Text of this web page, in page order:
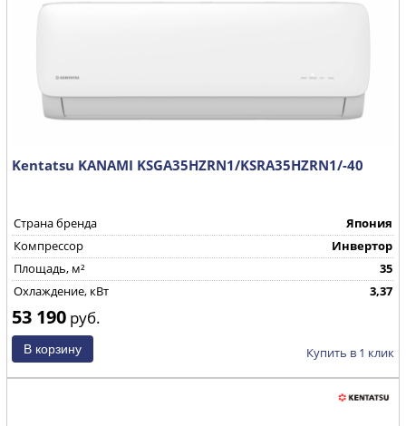
Kentatsu KANAMI KSGA35HZRN1/KSRA35HZRN1/-40
Страна бренда
Япония
Компрессор
Инвертор
Площадь, м²
35
Охлаждение, кВт
3,37
53 190 руб.
Купить в 1 клик